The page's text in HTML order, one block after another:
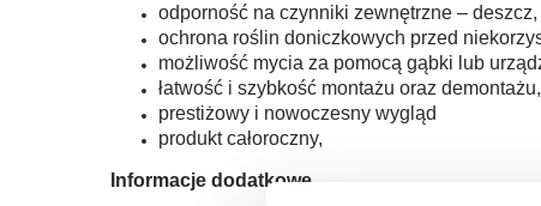
odporność na czynniki zewnętrzne –
ochrona roślin doniczkowych przed
możliwość mycia za pomocą gąbki lub
łatwość i szybkość montażu oraz demontażu,
prestiżowy i nowoczesny wygląd
produkt całoroczny,
Informacje dodatkowe.